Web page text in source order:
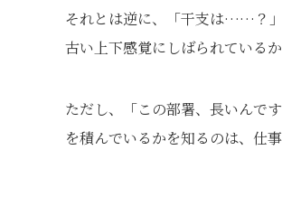
それとは逆に、「干支は……？」
古い上下感覚にしばられている
ただし、「この部署、長いんで
を積んでいるかを知るのは、仕